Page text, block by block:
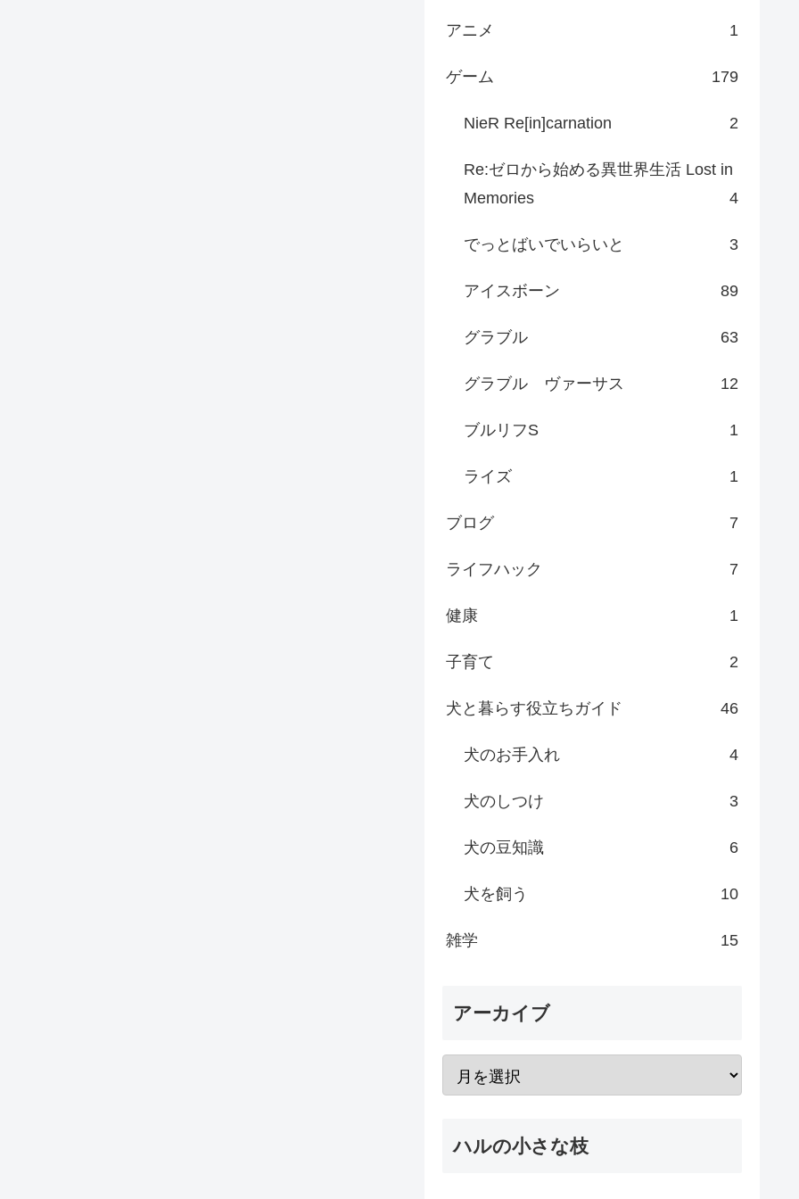
アニメ 1
ゲーム 179
NieR Re[in]carnation 2
Re:ゼロから始める異世界生活 Lost in
Memories
4
でっとばいでいらいと 3
アイスボーン 89
グラブル 63
グラブル ヴァーサス 12
ブルリフS 1
ライズ 1
ブログ 7
ライフハック 7
健康 1
子育て 2
犬と暮らす役立ちガイド 46
犬のお手入れ 4
犬のしつけ 3
犬の豆知識 6
犬を飼う 10
雑学 15
アーカイブ
ハルの小さな枝